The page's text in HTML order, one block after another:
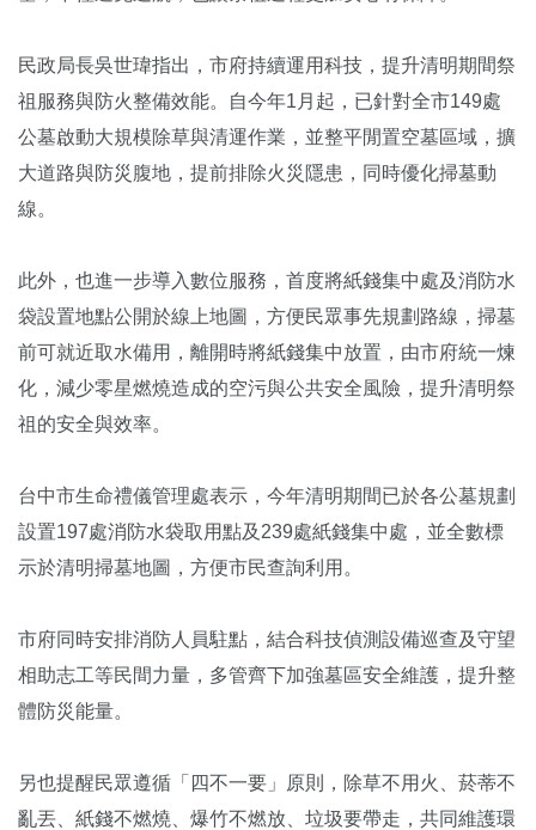
民政局長吳世瑋指出，市府持續運用科技，提升清明期間祭
祖服務與防火整備效能。自今年1月起，已針對全市149處
公墓啟動大規模除草與清運作業，並整平閒置空墓區域，擴
大道路與防災腹地，提前排除火災隱患，同時優化掃墓動
線。
此外，也進一步導入數位服務，首度將紙錢集中處及消防水
袋設置地點公開於線上地圖，方便民眾事先規劃路線，掃墓
前可就近取水備用，離開時將紙錢集中放置，由市府統一煉
化，減少零星燃燒造成的空污與公共安全風險，提升清明祭
祖的安全與效率。
台中市生命禮儀管理處表示，今年清明期間已於各公墓規劃
設置197處消防水袋取用點及239處紙錢集中處，並全數標
示於清明掃墓地圖，方便市民查詢利用。
市府同時安排消防人員駐點，結合科技偵測設備巡查及守望
相助志工等民間力量，多管齊下加強墓區安全維護，提升整
體防災能量。
另也提醒民眾遵循「四不一要」原則，除草不用火、菸蒂不
亂丟、紙錢不燃燒、爆竹不燃放、垃圾要帶走，共同維護環